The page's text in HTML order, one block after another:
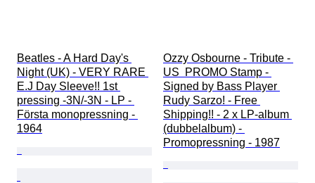
Beatles - A Hard Day's
Night (UK) - VERY RARE
E.J Day Sleeve!! 1st
pressing -3N/-3N - LP -
Första monopressning -
1964
Ozzy Osbourne - Tribute -
US  PROMO Stamp -
Signed by Bass Player
Rudy Sarzo! - Free
Shipping!! - 2 x LP-album
(dubbelalbum) -
Promopressning - 1987